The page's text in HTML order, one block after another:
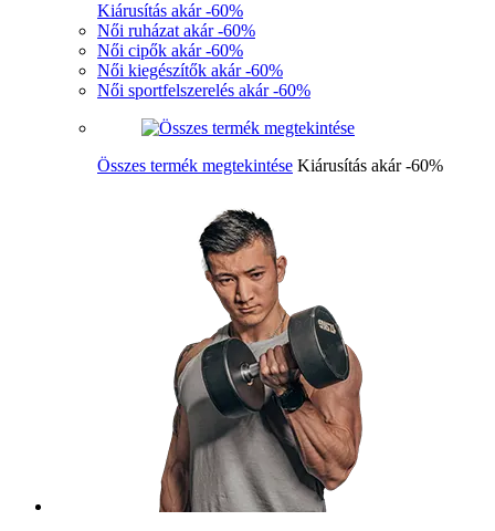
Kiárusítás akár -60%
Női ruházat akár -60%
Női cipők akár -60%
Női kiegészítők akár -60%
Női sportfelszerelés akár -60%
Összes termék megtekintése Kiárusítás akár -60%